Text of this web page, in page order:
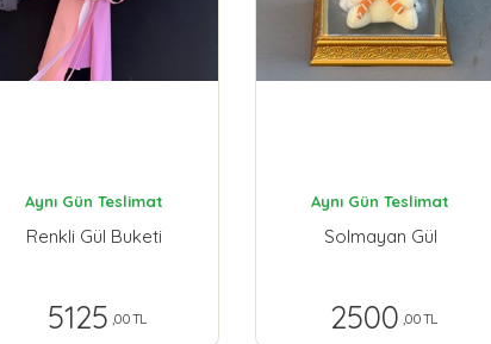
Aynı Gün Teslimat
Renkli Gül Buketi
5125 ,00 TL
Aynı Gün Teslimat
Solmayan Gül
2500 ,00 TL